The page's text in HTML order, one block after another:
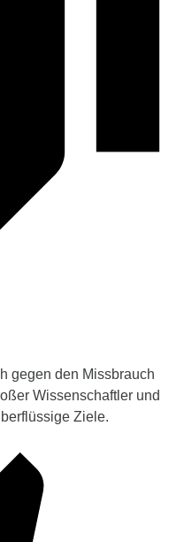
gegen den Missbrauch
Wissenschaftler und
Ziele.